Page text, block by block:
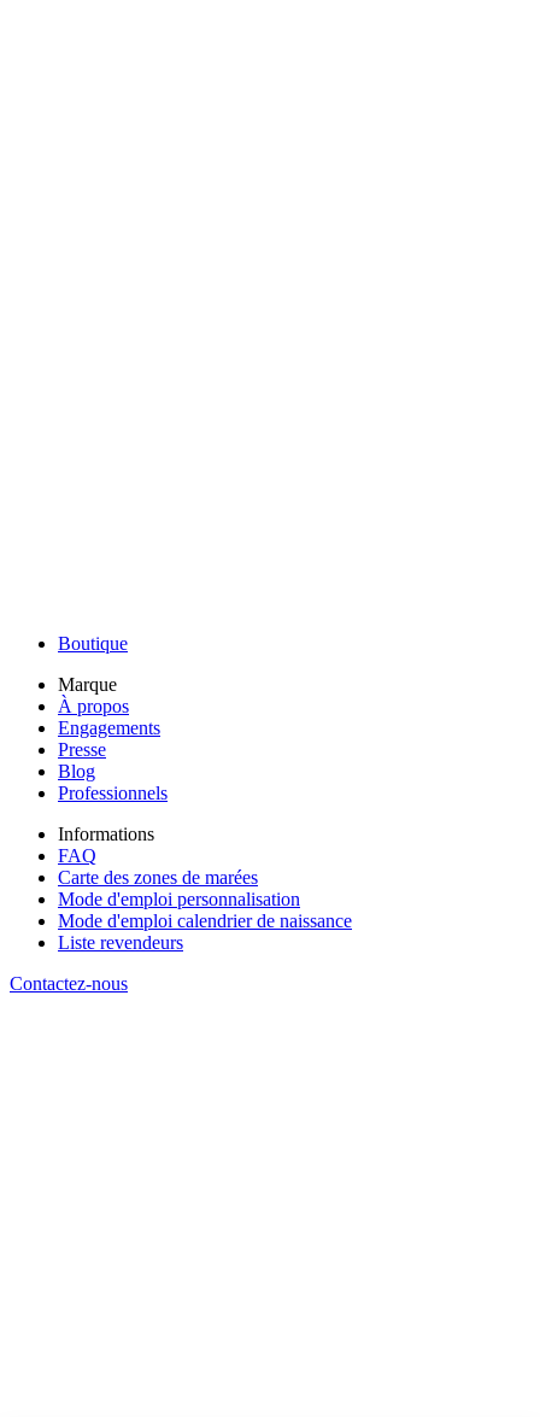
Boutique
Marque
À propos
Engagements
Presse
Blog
Professionnels
Informations
FAQ
Carte des zones de marées
Mode d'emploi personnalisation
Mode d'emploi calendrier de naissance
Liste revendeurs
Contactez-nous